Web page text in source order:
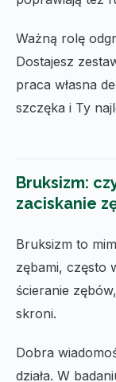
Ważną rolę
Dostajesz
praca własna
szczęka i Ty
Bruksizm:
zaciskanie
Bruksizm to
zębami, często
ścieranie
skroni.
Dobra
działa. W